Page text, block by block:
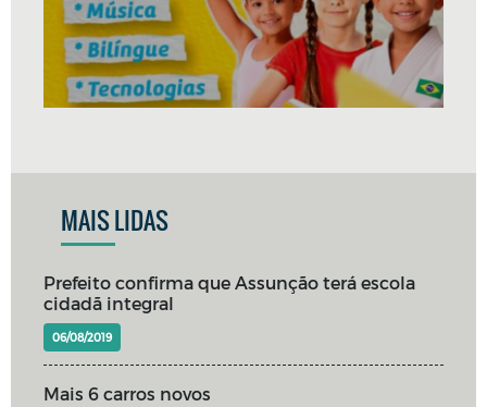
MAIS LIDAS
Prefeito confirma que Assunção terá escola
cidadã integral
06/08/2019
Mais 6 carros novos